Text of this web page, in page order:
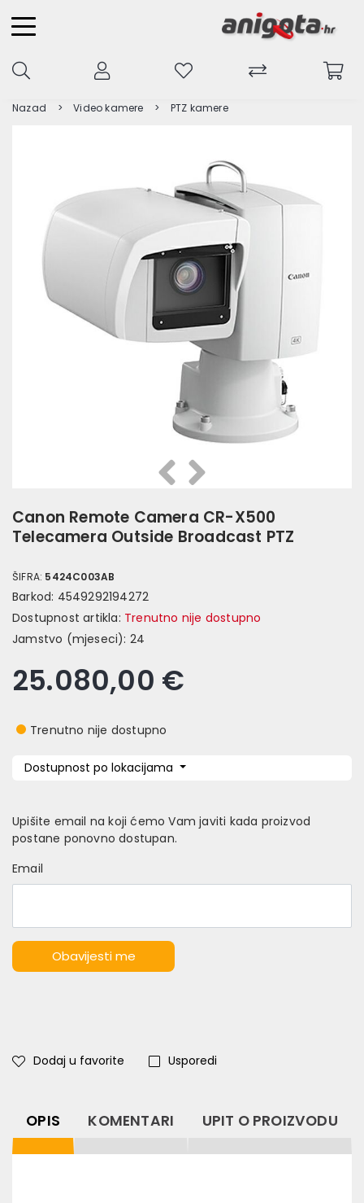
Nazad Video kamere PTZ kamere
PrethodnaSlijedeća
Canon Remote Camera CR-X500
Telecamera Outside Broadcast PTZ
ŠIFRA: 5424C003AB
Barkod: 4549292194272
Dostupnost artikla: Trenutno nije dostupno
Jamstvo (mjeseci): 24
25.080,00 €
Trenutno nije dostupno
Dostupnost po lokacijama
Upišite email na koji ćemo Vam javiti kada proizvod
postane ponovno dostupan.
Email
Obavijesti me
Dodaj u favorite Usporedi
OPIS KOMENTARI UPIT O PROIZVODU